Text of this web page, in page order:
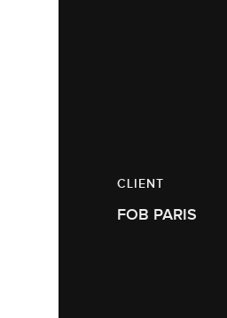
CLIENT
FOB PARIS